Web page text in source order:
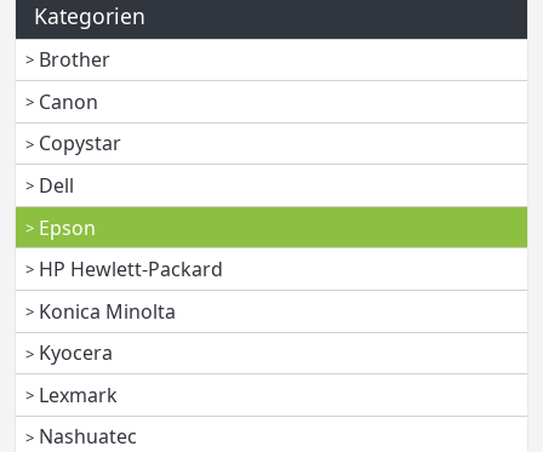
Kategorien
Brother
Canon
Copystar
Dell
Epson
HP Hewlett-Packard
Konica Minolta
Kyocera
Lexmark
Nashuatec